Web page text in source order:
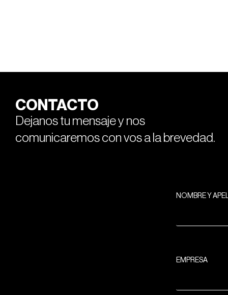
CONTACTO
Dejanos tu mensaje y nos
comunicaremos con vos a la brevedad.
NOMBRE Y
EMPRESA